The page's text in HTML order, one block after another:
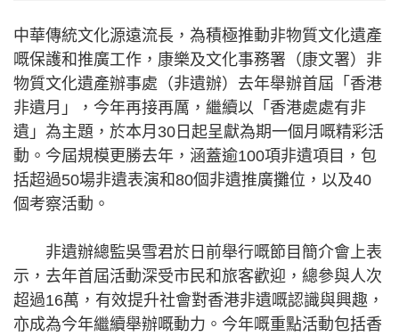
中華傳統文化源遠流長，為積極推動非物質文化遺產
嘅保護和推廣工作，康樂及文化事務署（康文署）非
物質文化遺產辦事處（非遺辦）去年舉辦首屆「香港
非遺月」，今年再接再厲，繼續以「香港處處有非
遺」為主題，於本月30日起呈獻為期一個月嘅精彩活
動。今屆規模更勝去年，涵蓋逾100項非遺項目，包
括超過50場非遺表演和80個非遺推廣攤位，以及40
個考察活動。
非遺辦總監吳雪君於日前舉行嘅節目簡介會上表
示，去年首屆活動深受市民和旅客歡迎，總參與人次
超過16萬，有效提升社會對香港非遺嘅認識與興趣，
亦成為今年繼續舉辦嘅動力。今年嘅重點活動包括香